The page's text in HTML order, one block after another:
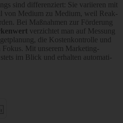
sind differen­ziert: Sie variieren mit
von Medium zu Medium, weil Reak­
Bei Maß­nahmen zur För­derung
verzichtet man auf Messung
die Kos­ten­kon­trolle und
­Mit unserem Marketing-
im Blick und erhalten auto­ma­ti­